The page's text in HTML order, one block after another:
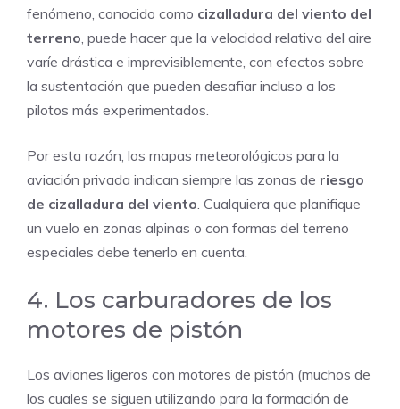
fenómeno, conocido como cizalladura del viento del
terreno, puede hacer que la velocidad relativa del aire
varíe drástica e imprevisiblemente, con efectos sobre
la sustentación que pueden desafiar incluso a los
pilotos más experimentados.
Por esta razón, los mapas meteorológicos para la
aviación privada indican siempre las zonas de riesgo
de cizalladura del viento. Cualquiera que planifique
un vuelo en zonas alpinas o con formas del terreno
especiales debe tenerlo en cuenta.
4. Los carburadores de los
motores de pistón
Los aviones ligeros con motores de pistón (muchos de
los cuales se siguen utilizando para la formación de